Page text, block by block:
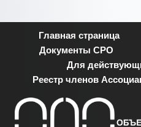
Главная страница
Документы СРО
Для
Реестр членов